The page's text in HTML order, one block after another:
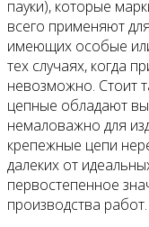
пауки), которые
всего применяют
имеющих особые
тех случаях, когда
невозможно. Стоит
цепные обладают
немаловажно для
крепежные цепи
далеких от
первостепенное
производства работ.